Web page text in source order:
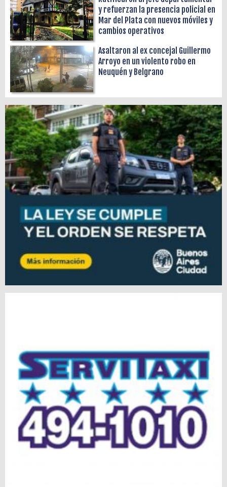
y refuerzan la presencia policial en
Mar del Plata con nuevos móviles y
cambios operativos
Asaltaron al ex concejal Guillermo
Arroyo en un violento robo en
Neuquén y Belgrano